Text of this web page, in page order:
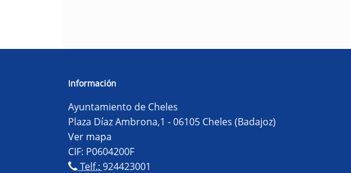
Información
Ayuntamiento de Cheles
Plaza Díaz Ambrona,1 - 06105 Cheles (Badajoz)
Ver mapa
CIF: P0604200F
Telf.:924423001